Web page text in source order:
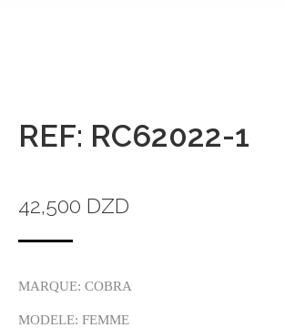
REF: RC62022-1
42,500 DZD
MARQUE: COBRA
MODELE: FEMME